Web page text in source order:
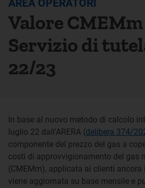
AREA OPERATORI
Valore CMEMm
Servizio di
22/23
In base al nuovo metodo di calcolo
luglio 22 dall'ARERA (delibera 374/
componente del prezzo del gas a
costi di approvvigionamento del gas
(CMEMm), applicata ai clienti ancora
viene aggiornata su base mensile e